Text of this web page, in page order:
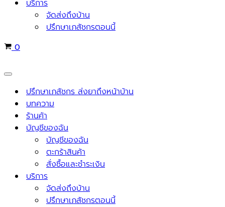
บริการ
จัดส่งถึงบ้าน
ปรึกษาเภสัชกรตอนนี้
Cart
0
Navigation
Menu ปรึกษาเภสัชกร ส่งยาถึงหน้าบ้าน
บทความ
ร้านค้า
บัญชีของฉัน
บัญชีของฉัน
ตะกร้าสินค้า
สั่งซื้อและชำระเงิน
บริการ
จัดส่งถึงบ้าน
ปรึกษาเภสัชกรตอนนี้